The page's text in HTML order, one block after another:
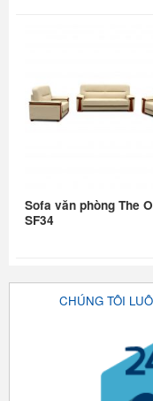
Sofa văn phòng The
SF34
CHÚNG TÔI